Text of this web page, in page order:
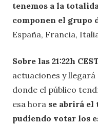
tenemos a la
componen el grupo
España, Francia,
Sobre las 21:22h
actuaciones y
donde el público
esa hora se abrirá el
pudiendo votar los